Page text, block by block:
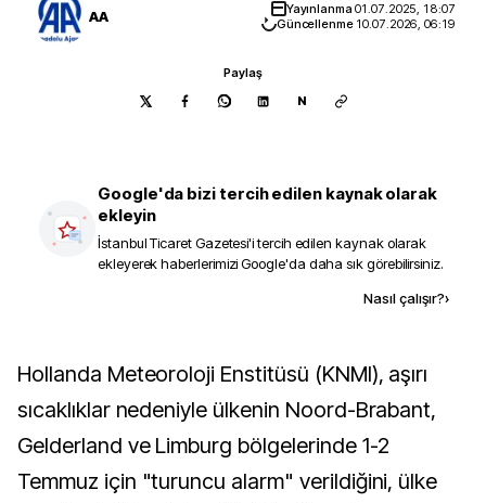
AA Yayınlanma01.07.2025, 18:07
Güncellenme 10.07.2026, 06:19
Paylaş
N
Google'da bizi tercih edilen kaynak olarak
ekleyin
İstanbul Ticaret Gazetesi'i tercih edilen kaynak olarak
ekleyerek haberlerimizi Google'da daha sık görebilirsiniz.
Nasıl çalışır?›
Hollanda Meteoroloji Enstitüsü (KNMI), aşırı
sıcaklıklar nedeniyle ülkenin Noord-Brabant,
Gelderland ve Limburg bölgelerinde 1-2
Temmuz için "turuncu alarm" verildiğini, ülke